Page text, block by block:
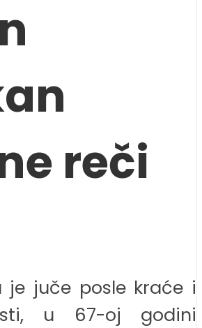
reči
je juče posle kraće i
u 67-oj godini